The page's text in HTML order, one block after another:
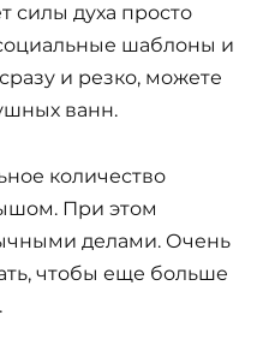
силы духа просто
шаблоны и
и резко, можете
ванн.
количество
При этом
делами. Очень
чтобы еще больше